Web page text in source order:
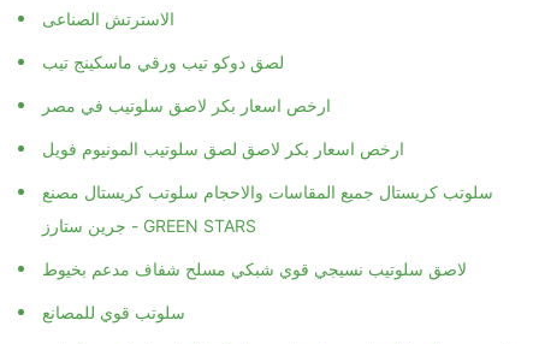
الاسترتش الصناعى
لصق دوكو تيب ورقي ماسكينج تيب
ارخص اسعار بكر لاصق سلوتيب في مصر
ارخص اسعار بكر لاصق لصق سلوتيب المونيوم فويل
سلوتب كريستال جميع المقاسات والاحجام سلوتب كريستال مصنع
جرين ستارز - GREEN STARS
لاصق سلوتيب نسيجي قوي شبكي مسلح شفاف مدعم بخيوط
سلوتب قوي للمصانع